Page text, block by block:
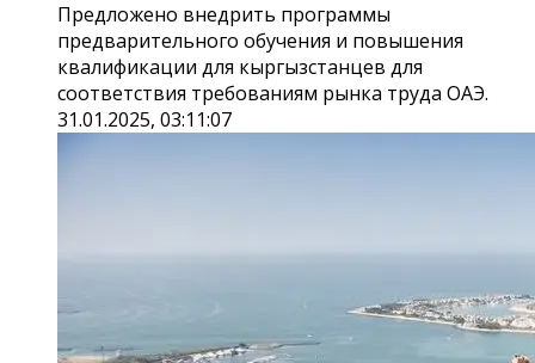
Предложено внедрить программы
предварительного обучения и повышения
квалификации для кыргызстанцев для
соответствия требованиям рынка труда ОАЭ.
31.01.2025, 03:11:07